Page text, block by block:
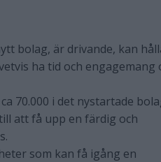
bolag, är drivande, kan
ha tid och engagemang
70.000 i det nystartade
att få upp en färdig och
som kan få igång en